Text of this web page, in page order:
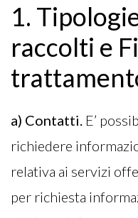
1.
raccolti e
a) Contatti. E’
richiedere
relativa ai servizi
per richiesta